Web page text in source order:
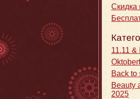
Скидка
11.11
Back to
Beauty
2025